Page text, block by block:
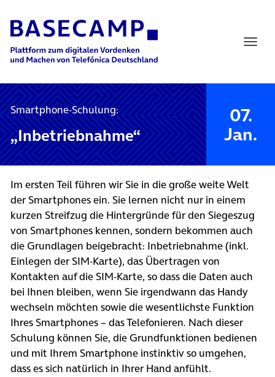
Main Navigation
Smartphone-Schulung:
„Inbetriebnahme“
07.
Jan.
Im ersten Teil führen wir Sie in die große weite Welt
der Smartphones ein. Sie lernen nicht nur in einem
kurzen Streifzug die Hintergründe für den Siegeszug
von Smartphones kennen, sondern bekommen auch
die Grundlagen beigebracht: Inbetriebnahme (inkl.
Einlegen der SIM-Karte), das Übertragen von
Kontakten auf die SIM-Karte, so dass die Daten auch
bei Ihnen bleiben, wenn Sie irgendwann das Handy
wechseln möchten sowie die wesentlichste Funktion
Ihres Smartphones – das Telefonieren. Nach dieser
Schulung können Sie, die Grundfunktionen bedienen
und mit Ihrem Smartphone instinktiv so umgehen,
dass es sich natürlich in Ihrer Hand anfühlt.